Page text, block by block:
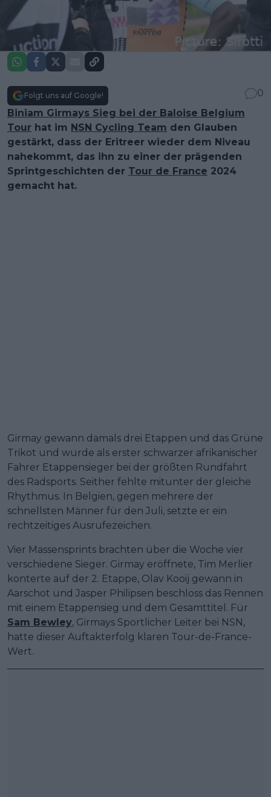
Folgt uns auf Google!
0
Biniam Girmays Sieg bei der Baloise Belgium
Tour hat im NSN Cycling Team den Glauben
gestärkt, dass der Eritreer wieder dem Niveau
nahekommt, das ihn zu einer der prägenden
Sprintgeschichten der Tour de France 2024
gemacht hat.
Girmay gewann damals drei Etappen und das Grüne
Trikot und wurde als erster schwarzer afrikanischer
Fahrer Etappensieger bei der größten Rundfahrt
des Radsports. Seither fehlte mitunter der gleiche
Rhythmus. In Belgien, gegen mehrere der
schnellsten Männer für den Juli, setzte er ein
rechtzeitiges Ausrufezeichen.
Vier Massensprints brachten über die Woche vier
verschiedene Sieger. Girmay eröffnete, Tim Merlier
konterte auf der 2. Etappe, Olav Kooij gewann in
Aarschot und Jasper Philipsen beschloss das Rennen
mit einem Etappensieg und dem Gesamttitel. Für
Sam Bewley, Girmays Sportlicher Leiter bei NSN,
hatte dieser Auftakterfolg klaren Tour-de-France-
Wert.